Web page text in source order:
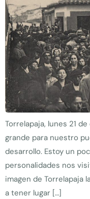
Torrelapaja, lunes 21
grande para nuestro
desarrollo. Estoy un
personalidades nos
imagen de Torrelapaja
a tener lugar […]